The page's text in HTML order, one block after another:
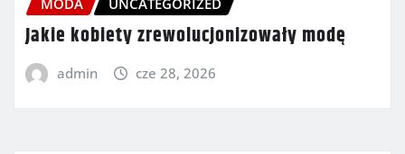
Jakie kobiety zrewolucjonizowały modę
admin cze 28, 2026